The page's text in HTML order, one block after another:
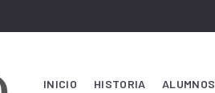
INICIO HISTORIA ALUMNOS